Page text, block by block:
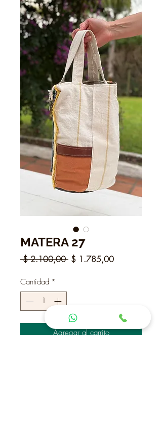
MATERA 27
$ 2.100,00 Precio
$ 1.785,00Precio
Cantidad *
Agregar al carrito